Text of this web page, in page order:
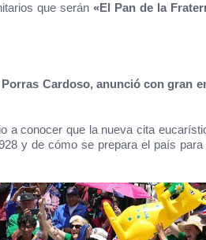
que serán «El Pan de la
Cardoso, anunció con gran
a conocer que la nueva cita
y de cómo se prepara el país